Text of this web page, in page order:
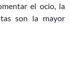
el ocio, la
son la mayor